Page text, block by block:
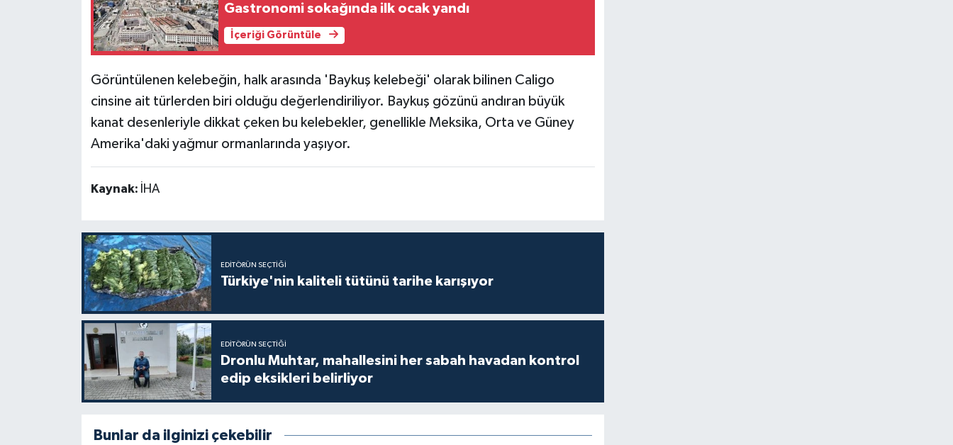
Gastronomi sokağında ilk ocak yandı
İçeriği Görüntüle
Görüntülenen kelebeğin, halk arasında 'Baykuş kelebeği' olarak bilinen Caligo
cinsine ait türlerden biri olduğu değerlendiriliyor. Baykuş gözünü andıran büyük
kanat desenleriyle dikkat çeken bu kelebekler, genellikle Meksika, Orta ve Güney
Amerika'daki yağmur ormanlarında yaşıyor.
Kaynak: İHA
EDITÖRÜN SEÇTIĞI
Türkiye'nin kaliteli tütünü tarihe karışıyor
EDITÖRÜN SEÇTIĞI
Dronlu Muhtar, mahallesini her sabah havadan kontrol
edip eksikleri belirliyor
Bunlar da ilginizi çekebilir